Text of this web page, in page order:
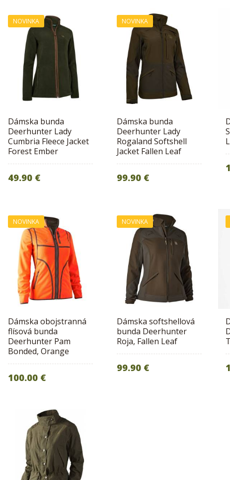
NOVINKA
Dámska bunda
Deerhunter Lady
Cumbria Fleece Jacket
Forest Ember
49.90 €
NOVINKA
Dámska bunda
Deerhunter Lady
Rogaland Softshell
Jacket Fallen Leaf
99.90 €
NOVINKA
Dámska obojstranná
flísová bunda
Deerhunter Pam
Bonded, Orange
100.00 €
NOVINKA
Dámska softshellová
bunda Deerhunter
Roja, Fallen Leaf
99.90 €